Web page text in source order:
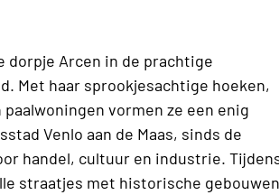
Arcen in de prachtige
Met haar sprookjesachtige hoeken,
vormen ze een enig
Venlo aan de Maas, sinds de
handel, cultuur en industrie.
straatjes met historische gebouwen